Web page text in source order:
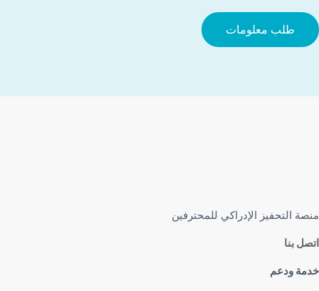
طلب معلومات
منصة التحفيز الإدراكي للمحترفين
اتصل بنا
خدمة ودعم